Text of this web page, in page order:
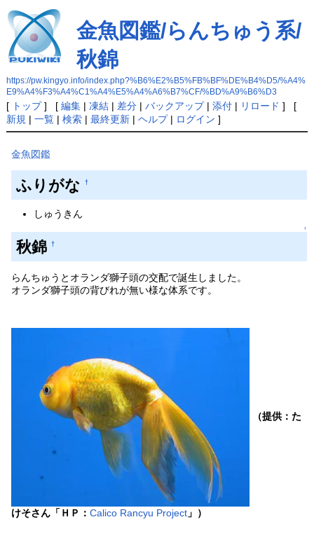
金魚図鑑/らんちゅう系/
秋錦
https://pw.kingyo.info/index.php?%B6%E2%B5%FB%BF%DE%B4%D5/%A4%
E9%A4%F3%A4%C1%A4%E5%A4%A6%B7%CF/%BD%A9%B6%D3
[ トップ] [ 編集| 凍結| 差分| バックアップ| 添付| リロード ] [
新規 | 一覧| 検索| 最終更新| ヘルプ| ログイン ]
金魚図鑑
ふりがな †
しゅうきん
↑
秋錦 †
らんちゅうとオランダ獅子頭の交配で誕生しました。
オランダ獅子頭の背びれが無い様な体系です。
（提供：た
けそさん「ＨＰ：Calico Rancyu Project 」）